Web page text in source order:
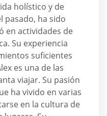
holístico y de
pasado, ha sido
en actividades de
Su experiencia
suficientes
es una de las
viajar. Su pasión
ha vivido en varias
en la cultura de